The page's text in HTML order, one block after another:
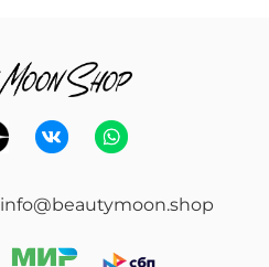
info@beautymoon.shop